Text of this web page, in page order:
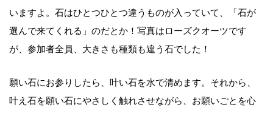
いますよ。石はひとつひとつ違うものが入っていて、「石が
選んで来てくれる」のだとか！写真はローズクオーツです
が、参加者全員、大きさも種類も違う石でした！
願い石にお参りしたら、叶い石を水で清めます。それから、
叶え石を願い石にやさしく触れさせながら、お願いごとを心